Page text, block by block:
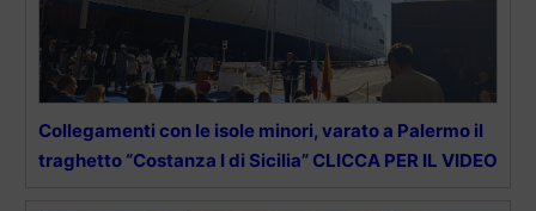
Collegamenti con le isole minori, varato a Palermo il
traghetto “Costanza I di Sicilia” CLICCA PER IL VIDEO